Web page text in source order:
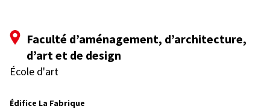
Faculté d’aménagement, d’architecture,
d’art et de design
École d'art
Édifice La Fabrique